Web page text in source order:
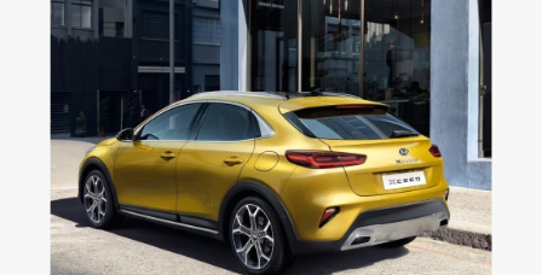
Výška 1483mm
mm
Délka 4395 mm
Rozvor 2650 mm
Objem kufru 426 / 1378 l
Hmotnost
1458 - 1527/